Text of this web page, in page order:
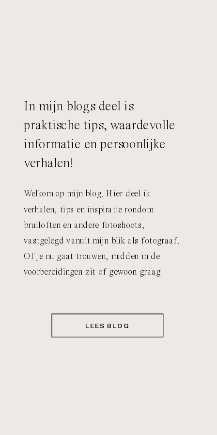
Welkom op mijn blog. Hier deel ik
verhalen, tips en inspiratie rondom
bruiloften en andere fotoshoots,
vastgelegd vanuit mijn blik als fotograaf.
Of je nu gaat trouwen, midden in de
voorbereidingen zit of gewoon graag
iets aan hebben voor […]
In mijn blogs deel is
praktische tips, waardevolle
informatie en persoonlijke
verhalen!
LEES BLOG